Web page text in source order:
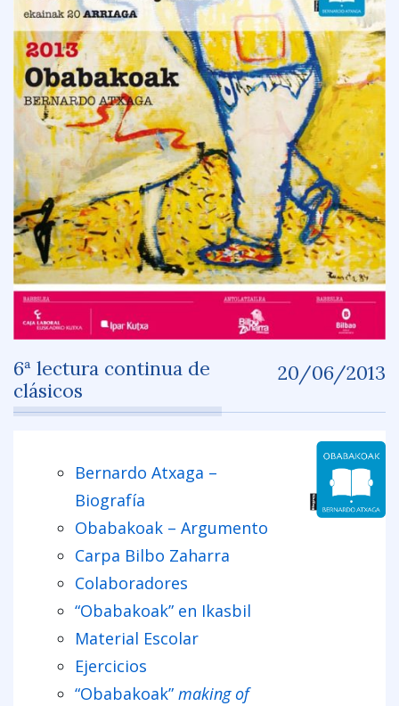
6ª lectura continua de
clásicos
20/06/2013
Bernardo Atxaga –
Biografía
Obabakoak – Argumento
Carpa Bilbo Zaharra
Colaboradores
“Obabakoak” en Ikasbil
Material Escolar
Ejercicios
“Obabakoak” making of